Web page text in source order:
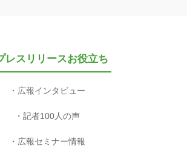
レスリリースお役立ち
広報インタビュー
記者100人の声
広報セミナー情報